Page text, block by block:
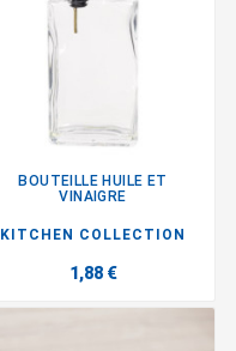
BOUTEILLE HUILE ET
VINAIGRE
KITCHEN COLLECTION
1,88 €